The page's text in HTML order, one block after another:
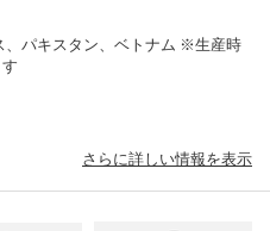
、パキスタン、ベトナム ※生産時
さらに詳しい情報を表示